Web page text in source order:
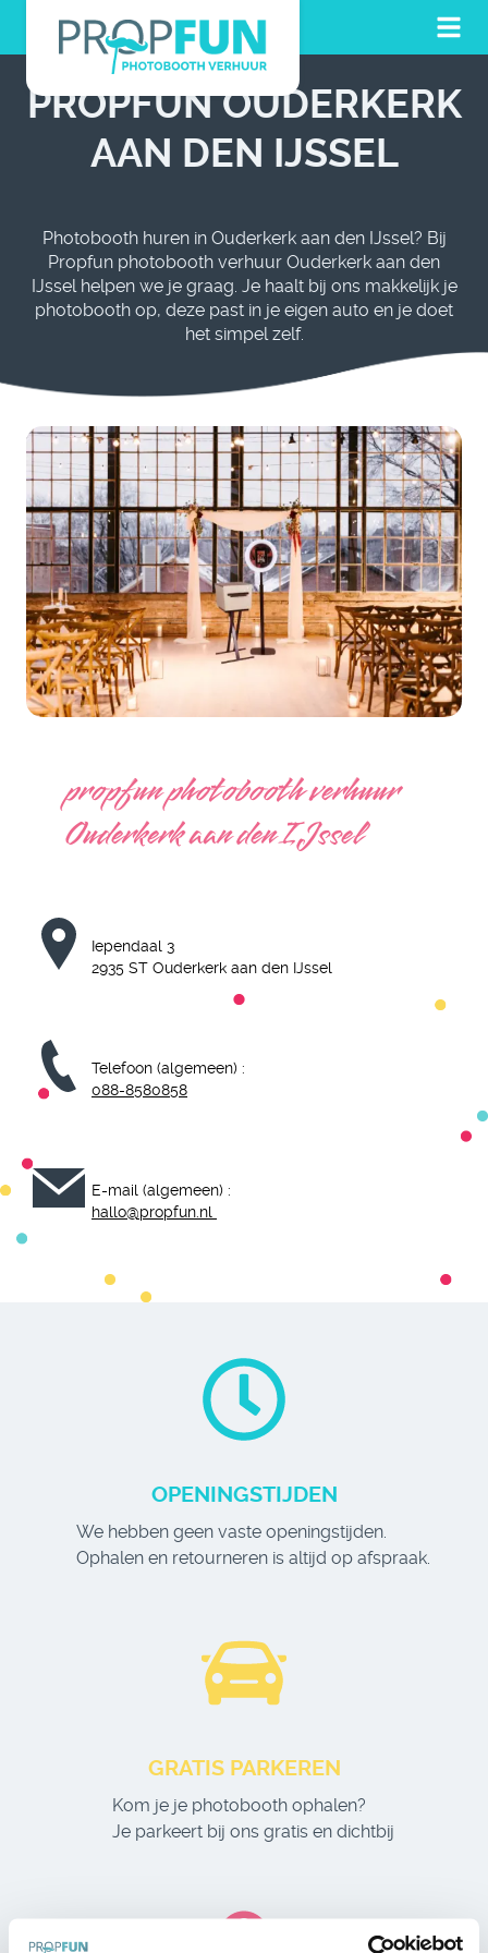
PROPFUN OUDERKERK
AAN DEN IJSSEL
Photobooth huren in Ouderkerk aan den IJssel? Bij
Propfun photobooth verhuur Ouderkerk aan den
IJssel helpen we je graag. Je haalt bij ons makkelijk je
photobooth op, deze past in je eigen auto en je doet
het simpel zelf.
propfun photobooth verhuur
Ouderkerk aan den IJssel
Iependaal 3
2935 ST Ouderkerk aan den IJssel
Telefoon (algemeen) :
088-8580858
E-mail (algemeen) :
hallo@propfun.nl
OPENINGSTIJDEN
We hebben geen vaste openingstijden.
Ophalen en retourneren is altijd op afspraak.
GRATIS PARKEREN
Kom je je photobooth ophalen?
Je parkeert bij ons gratis en dichtbij